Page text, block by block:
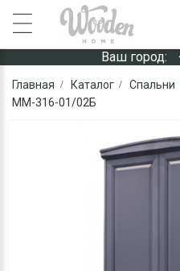
Ваш город:
Главная Каталог Спальни
ММ-316-01/02Б